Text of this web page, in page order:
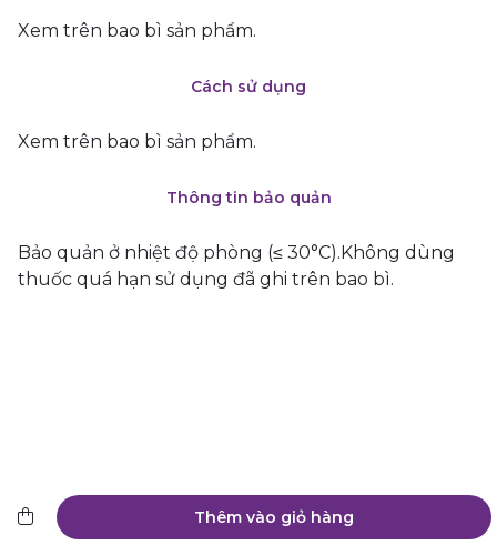
Xem trên bao bì sản phẩm.
Cách sử dụng
Xem trên bao bì sản phẩm.
Thông tin bảo quản
Bảo quản ở nhiệt độ phòng (≤ 30°C).Không dùng
thuốc quá hạn sử dụng đã ghi trên bao bì.
Thêm vào giỏ hàng